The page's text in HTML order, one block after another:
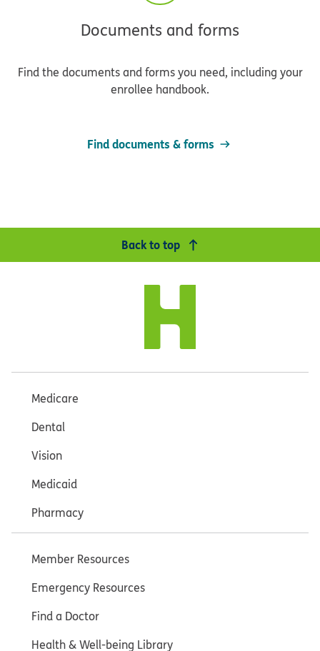
Documents and forms
Find the documents and forms you need, including your
enrollee handbook.
Find documents & forms
Back to top
Medicare
Dental
Vision
Medicaid
Pharmacy
Member Resources
Emergency Resources
Find a Doctor
Health & Well-being Library